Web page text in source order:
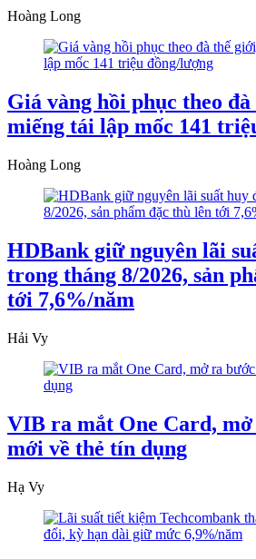
Hoàng Long
Giá vàng hồi phục theo
miếng tái lập mốc 141
Hoàng Long
HDBank giữ nguyên lãi
trong tháng 8/2026, sản
tới 7,6%/năm
Hải Vy
VIB ra mắt One Card,
mới về thẻ tín dụng
Hạ Vy